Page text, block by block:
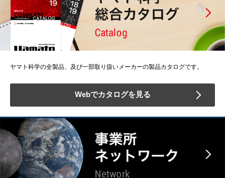
ヤマト科学の全製品、及び一部取り扱いメーカーの製品カタログです。
Webでカタログを見る